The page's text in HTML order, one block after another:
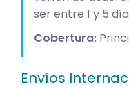
ser entre 1 y 5
Cobertura:
Envíos